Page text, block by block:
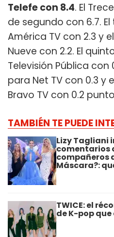
Telefe con 8.4. El
de segundo con 6.7.
América TV con 2.3 y
Nueve con 2.2. El
Televisión Pública con
para Net TV con 0.3 y
Bravo TV con 0.2
TAMBIÉN TE PUEDE
Lizy Tagliani
comentarios
compañeros
Máscara?:
TWICE: el
de K-pop